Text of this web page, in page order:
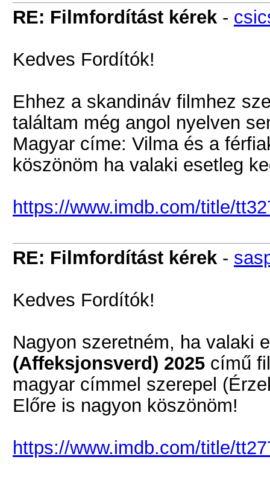
RE: Filmfordítást kérek -
Kedves Fordítók!
Ehhez a skandináv filmhez
találtam még angol nyelven
Magyar címe: Vilma és a
köszönöm ha valaki esetleg
https://www.imdb.com/title/
RE: Filmfordítást kérek -
Kedves Fordítók!
Nagyon szeretném, ha valaki
(Affeksjonsverd) 2025 című
magyar címmel szerepel
Előre is nagyon köszönöm!
https://www.imdb.com/title/